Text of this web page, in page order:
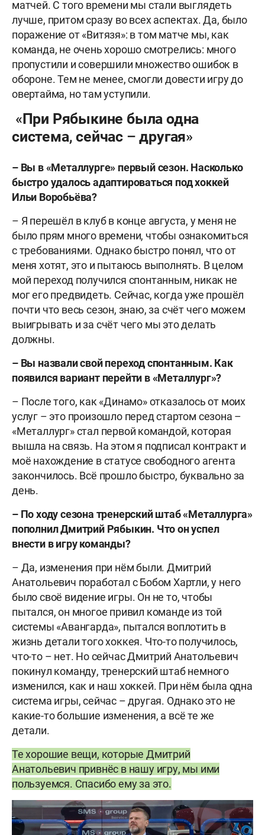
матчей. С того времени мы стали выглядеть
лучше, притом сразу во всех аспектах. Да, было
поражение от «Витязя»: в том матче мы, как
команда, не очень хорошо смотрелись: много
пропустили и совершили множество ошибок в
обороне. Тем не менее, смогли довести игру до
овертайма, но там уступили.
«При Рябыкине была одна
система, сейчас – другая»
– Вы в «Металлурге» первый сезон. Насколько
быстро удалось адаптироваться под хоккей
Ильи Воробьёва?
– Я перешёл в клуб в конце августа, у меня не
было прям много времени, чтобы ознакомиться
с требованиями. Однако быстро понял, что от
меня хотят, это и пытаюсь выполнять. В целом
мой переход получился спонтанным, никак не
мог его предвидеть. Сейчас, когда уже прошёл
почти что весь сезон, знаю, за счёт чего можем
выигрывать и за счёт чего мы это делать
должны.
– Вы назвали свой переход спонтанным. Как
появился вариант перейти в «Металлург»?
– После того, как «Динамо» отказалось от моих
услуг – это произошло перед стартом сезона –
«Металлург» стал первой командой, которая
вышла на связь. На этом я подписал контракт и
моё нахождение в статусе свободного агента
закончилось. Всё прошло быстро, буквально за
день.
– По ходу сезона тренерский штаб «Металлурга»
пополнил Дмитрий Рябыкин. Что он успел
внести в игру команды?
– Да, изменения при нём были. Дмитрий
Анатольевич поработал с Бобом Хартли, у него
было своё видение игры. Он не то, чтобы
пытался, он многое привил команде из той
системы «Авангарда», пытался воплотить в
жизнь детали того хоккея. Что-то получилось,
что-то – нет. Но сейчас Дмитрий Анатольевич
покинул команду, тренерский штаб немного
изменился, как и наш хоккей. При нём была одна
система игры, сейчас – другая. Однако это не
какие-то большие изменения, а всё те же
детали.
Те хорошие вещи, которые Дмитрий
Анатольевич привнёс в нашу игру, мы ими
пользуемся. Спасибо ему за это.